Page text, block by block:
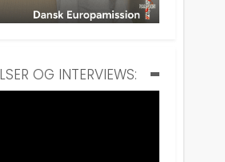
OG INTERVIEWS: